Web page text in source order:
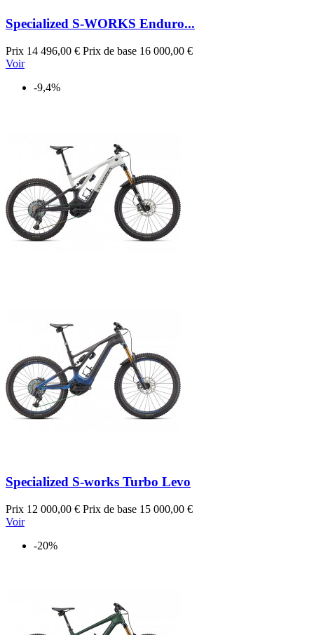
Specialized S-WORKS Enduro...
Prix 14 496,00 € Prix de base 16 000,00 €
Voir
-9,4%
Specialized S-works Turbo Levo
Prix 12 000,00 € Prix de base 15 000,00 €
Voir
-20%